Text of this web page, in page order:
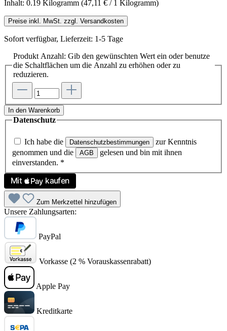
Inhalt: 0.19 Kilogramm (47,11 € / 1 Kilogramm)
Preise inkl. MwSt. zzgl. Versandkosten
Sofort verfügbar, Lieferzeit: 1-5 Tage
Produkt Anzahl: Gib den gewünschten Wert ein oder benutze
die Schaltflächen um die Anzahl zu erhöhen oder zu
reduzieren.
In den Warenkorb
Datenschutz
Ich habe die Datenschutzbestimmungen
zur Kenntnis
genommen und die
AGB
gelesen und bin mit ihnen
einverstanden. *
Zum Merkzettel hinzufügen
Unsere Zahlungsarten:
PayPal
Vorkasse (2 % Vorauskassenrabatt)
Apple Pay
Kreditkarte